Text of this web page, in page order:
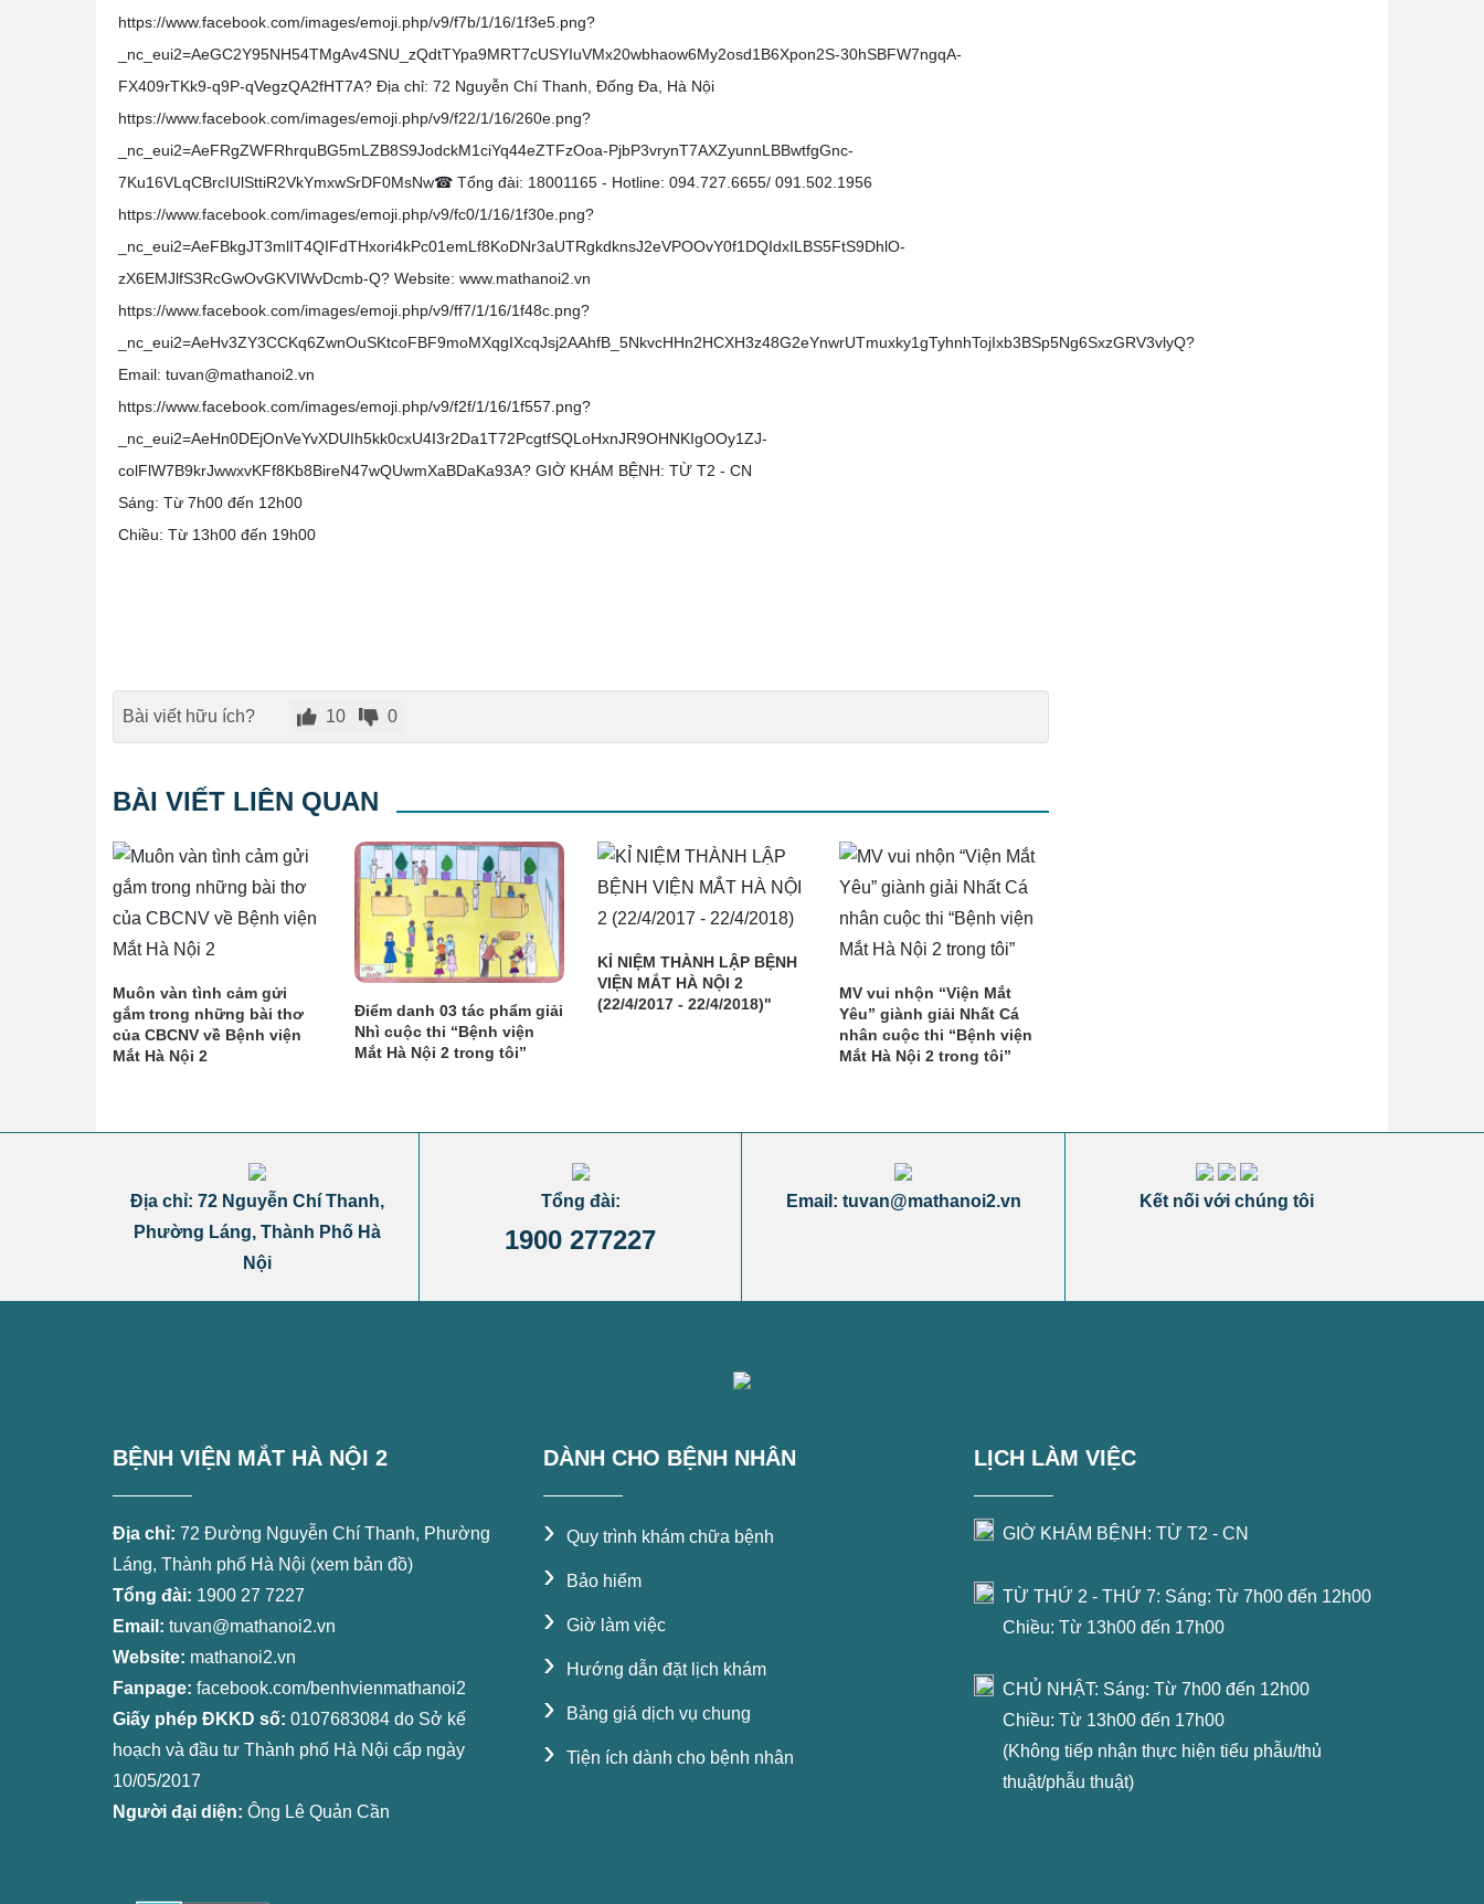
https://www.facebook.com/images/emoji.php/v9/f7b/1/16/1f3e5.png?
_nc_eui2=AeGC2Y95NH54TMgAv4SNU_zQdtTYpa9MRT7cUSYIuVMx20wbhaow6My2osd1B6Xpon2S-30hSBFW7ngqA-
FX409rTKk9-q9P-qVegzQA2fHT7A? Địa chỉ: 72 Nguyễn Chí Thanh, Đống Đa, Hà Nội
https://www.facebook.com/images/emoji.php/v9/f22/1/16/260e.png?
_nc_eui2=AeFRgZWFRhrquBG5mLZB8S9JodckM1ciYq44eZTFzOoa-PjbP3vrynT7AXZyunnLBBwtfgGnc-
7Ku16VLqCBrcIUlSttiR2VkYmxwSrDF0MsNw☎ Tổng đài: 18001165 - Hotline: 094.727.6655/ 091.502.1956
https://www.facebook.com/images/emoji.php/v9/fc0/1/16/1f30e.png?
_nc_eui2=AeFBkgJT3mlIT4QIFdTHxori4kPc01emLf8KoDNr3aUTRgkdknsJ2eVPOOvY0f1DQIdxILBS5FtS9DhlO-
zX6EMJlfS3RcGwOvGKVIWvDcmb-Q? Website: www.mathanoi2.vn
https://www.facebook.com/images/emoji.php/v9/ff7/1/16/1f48c.png?
_nc_eui2=AeHv3ZY3CCKq6ZwnOuSKtcoFBF9moMXqgIXcqJsj2AAhfB_5NkvcHHn2HCXH3z48G2eYnwrUTmuxky1gTyhnhTojIxb3BSp5Ng6SxzGRV3vlyQ?
Email: tuvan@mathanoi2.vn
https://www.facebook.com/images/emoji.php/v9/f2f/1/16/1f557.png?
_nc_eui2=AeHn0DEjOnVeYvXDUIh5kk0cxU4I3r2Da1T72PcgtfSQLoHxnJR9OHNKIgOOy1ZJ-
colFlW7B9krJwwxvKFf8Kb8BireN47wQUwmXaBDaKa93A? GIỜ KHÁM BỆNH: TỪ T2 - CN
Sáng: Từ 7h00 đến 12h00
Chiều: Từ 13h00 đến 19h00
Bài viết hữu ích? 10 0
BÀI VIẾT LIÊN QUAN
Muôn vàn tình cảm gửi
gắm trong những bài thơ
của CBCNV về Bệnh viện
Mắt Hà Nội 2
Điểm danh 03 tác phẩm giải
Nhì cuộc thi “Bệnh viện
Mắt Hà Nội 2 trong tôi”
KỈ NIỆM THÀNH LẬP BỆNH
VIỆN MẮT HÀ NỘI 2
(22/4/2017 - 22/4/2018)"
MV vui nhộn “Viện Mắt
Yêu” giành giải Nhất Cá
nhân cuộc thi “Bệnh viện
Mắt Hà Nội 2 trong tôi”
Địa chỉ: 72 Nguyễn Chí Thanh,
Phường Láng, Thành Phố Hà
Nội
Tổng đài:
1900 277227
Email: tuvan@mathanoi2.vn Kết nối với chúng tôi
BỆNH VIỆN MẮT HÀ NỘI 2
Địa chỉ: 72 Đường Nguyễn Chí Thanh, Phường
Láng, Thành phố Hà Nội (xem bản đồ)
Tổng đài: 1900 27 7227
Email: tuvan@mathanoi2.vn
Website: mathanoi2.vn
Fanpage: facebook.com/benhvienmathanoi2
Giấy phép ĐKKD số: 0107683084 do Sở kế
hoạch và đầu tư Thành phố Hà Nội cấp ngày
10/05/2017
Người đại diện: Ông Lê Quản Cần
DÀNH CHO BỆNH NHÂN
› Quy trình khám chữa bệnh
› Bảo hiểm
› Giờ làm việc
› Hướng dẫn đặt lịch khám
› Bảng giá dịch vụ chung
› Tiện ích dành cho bệnh nhân
LỊCH LÀM VIỆC
GIỜ KHÁM BỆNH: TỪ T2 - CN
TỪ THỨ 2 - THỨ 7: Sáng: Từ 7h00 đến 12h00
Chiều: Từ 13h00 đến 17h00
CHỦ NHẬT: Sáng: Từ 7h00 đến 12h00
Chiều: Từ 13h00 đến 17h00
(Không tiếp nhận thực hiện tiểu phẫu/thủ
thuật/phẫu thuật)